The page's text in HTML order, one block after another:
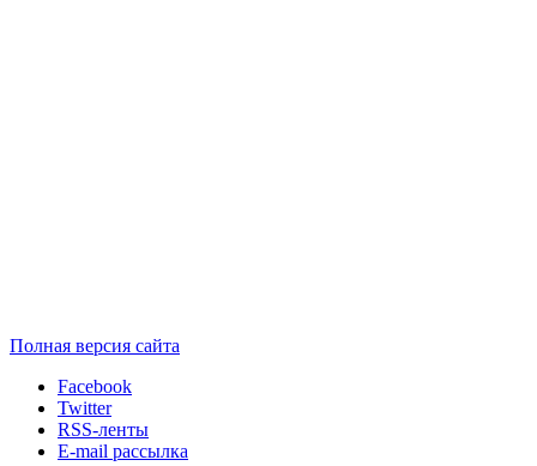
Полная версия сайта
Facebook
Twitter
RSS-ленты
E-mail рассылка